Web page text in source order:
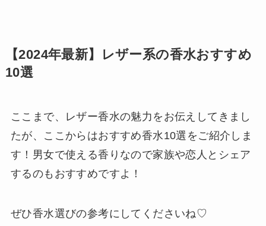
【2024年最新】レザー系の香水おすすめ
10選
ここまで、レザー香水の魅力をお伝えしてきまし
たが、ここからはおすすめ香水10選をご紹介しま
す！男女で使える香りなので家族や恋人とシェア
するのもおすすめですよ！
ぜひ香水選びの参考にしてくださいね♡